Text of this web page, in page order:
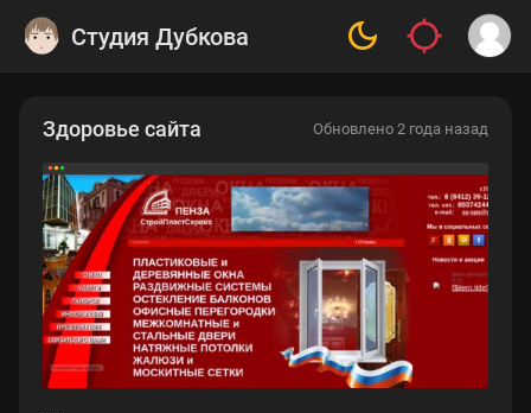
Студия Дубкова
Здоровье сайта Обновлено 2 года назад